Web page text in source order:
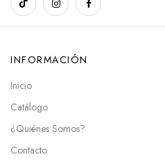
INFORMACIÓN
Inicio
Catálogo
¿Quiénes Somos?
Contacto